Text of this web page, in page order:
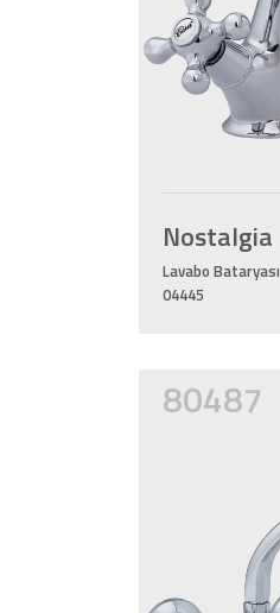
Nostalgia
Lavabo Bataryası
04445
80487